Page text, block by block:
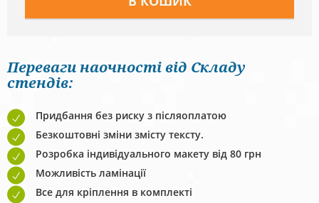
Переваги наочності від Складу
стендів:
Придбання без риску з післяоплатою
Безкоштовні зміни змісту тексту.
Розробка індивідуального макету від 80 грн
Можливість ламінації
Все для кріплення в комплекті